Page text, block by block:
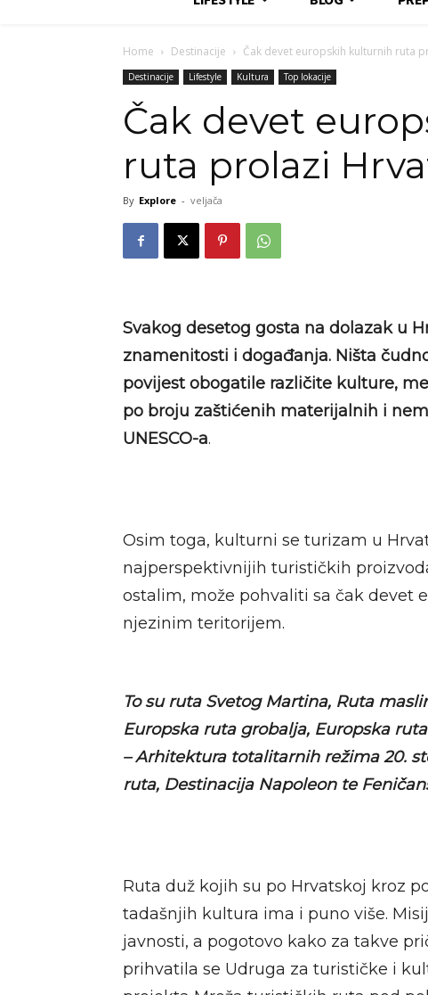
Home Destinacije Čak devet europskih kulturnih ruta
Destinacije Lifestyle Kultura Top lokacije
Čak devet
ruta prolazi
By Explore - veljača
Svakog desetog gosta na dolazak u
znamenitosti i događanja. Ništa
povijest obogatile različite kulture,
po broju zaštićenih materijalnih i
UNESCO-a.
Osim toga, kulturni se turizam u
najperspektivnijih turističkih
ostalim, može pohvaliti sa čak devet
njezinim teritorijem.
To su ruta Svetog Martina, Ruta
Europska ruta grobalja, Europska
– Arhitektura totalitarnih režima 20.
ruta, Destinacija Napoleon te
Ruta duž kojih su po Hrvatskoj kroz
tadašnjih kultura ima i puno više.
javnosti, a pogotovo kako za takve
prihvatila se Udruga za turističke i